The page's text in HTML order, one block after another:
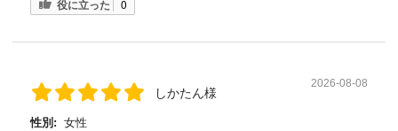
役に立った 0
しかたん様
2026-08-08
性別: 女性